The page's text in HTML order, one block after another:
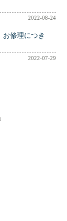
2022-08-24
修理につき
2022-07-29